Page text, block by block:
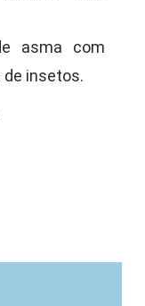
asma com
de insetos.